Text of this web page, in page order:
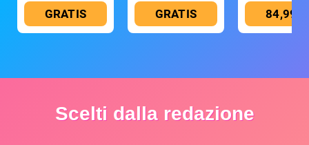
GRATIS GRATIS 84,99 €
Scelti dalla redazione